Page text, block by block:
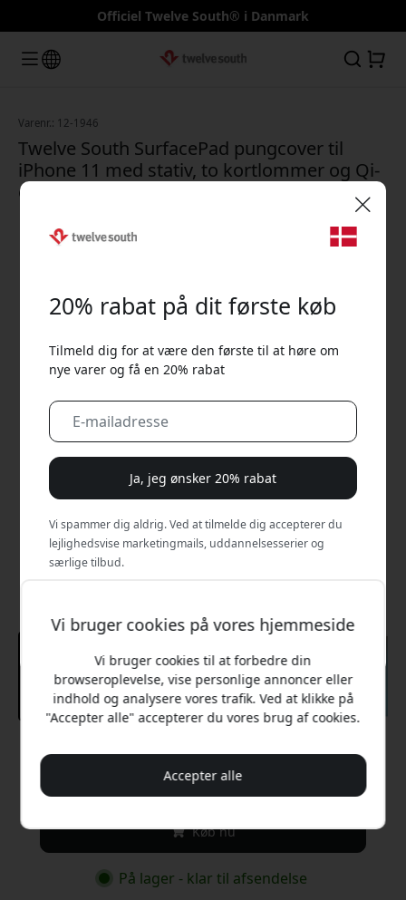
Officiel Twelve South® i Danmark
Varenr.: 12-1946
Twelve South SurfacePad pungcover til
iPhone 11 med stativ, to kortlommer og Qi-
opladning til hverdagen - Tistel grå
Anbefalet pris
399 DKK
Køb nu
På lager - klar til afsendelse
Vi bruger cookies på vores hjemmeside
Vi bruger cookies til at forbedre din
browseroplevelse, vise personlige annoncer eller
indhold og analysere vores trafik. Ved at klikke på
"Accepter alle" accepterer du vores brug af cookies.
Accepter alle
20% rabat på dit første køb
Tilmeld dig for at være den første til at høre om
nye varer og få en 20% rabat
Ja, jeg ønsker 20% rabat
Vi spammer dig aldrig. Ved at tilmelde dig accepterer du
lejlighedsvise marketingmails, uddannelsesserier og
særlige tilbud.
🎉 Din rabatkode: